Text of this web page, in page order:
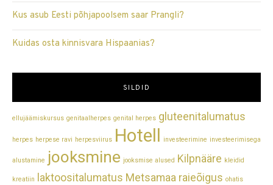
Kus asub Eesti põhjapoolsem saar Prangli?
Kuidas osta kinnisvara Hispaanias?
SILDID
ellujäämiskursus genitaalherpes genital herpes gluteenitalumatus
herpes herpese ravi herpesviirus Hotell investeerimine investeerimisega
alustamine jooksmine jooksmise alused Kilpnääre kleidid
kreatiin laktoositalumatus Metsamaa raieõigus ohatis